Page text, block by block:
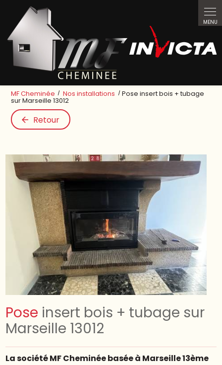
MF Cheminée Nos installations Pose insert bois + tubage
sur Marseille 13012
Retour
Pose insert bois + tubage sur
Marseille 13012
La société MF Cheminée basée à Marseille 13ème
Panneau de gestion des cookies